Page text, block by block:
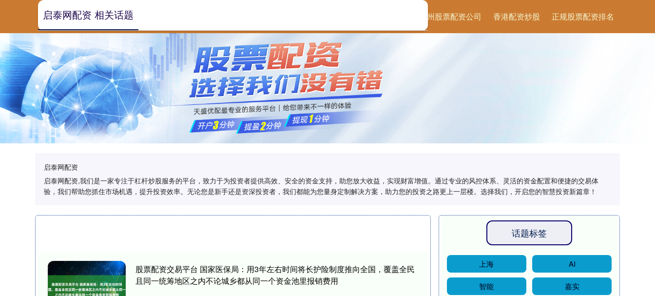
苏州股票配资公司 香港配资炒股 正规股票配资排名
启泰网配资
启泰网配资,我们是一家专注于杠杆炒股服务的平台，致力于为投资者提供高效、安全的资金支持，助您放大收益，实现财富增值。通过专业的风控体系、灵活的资金配置和便捷的交易体
验，我们帮助您抓住市场机遇，提升投资效率。无论您是新手还是资深投资者，我们都能为您量身定制解决方案，助力您的投资之路更上一层楼。选择我们，开启您的智慧投资新篇章！
启泰网配资 相关话题
股票配资交易平台 国家医保局：用3年左右时间将长护险制度推向全国，覆盖全民
且同一统筹地区之内不论城乡都从同一个资金池里报销费用
话题标签
上海 AI
智能 嘉实